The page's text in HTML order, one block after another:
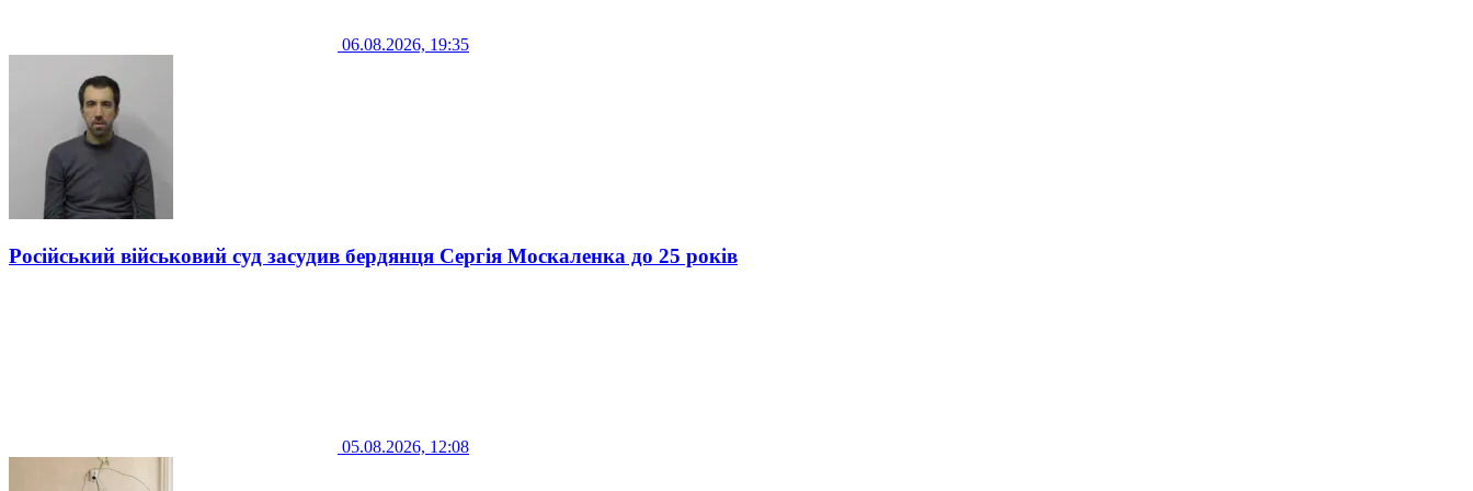
06.08.2026, 19:35
Російський військовий суд засудив бердянця Сергія Москаленка до 25 років
05.08.2026, 12:08